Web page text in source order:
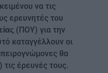
να τις
ερευνητές του
(ΠΟΥ) για την
καταγγέλλουν οι
θα
έρευνές τους.